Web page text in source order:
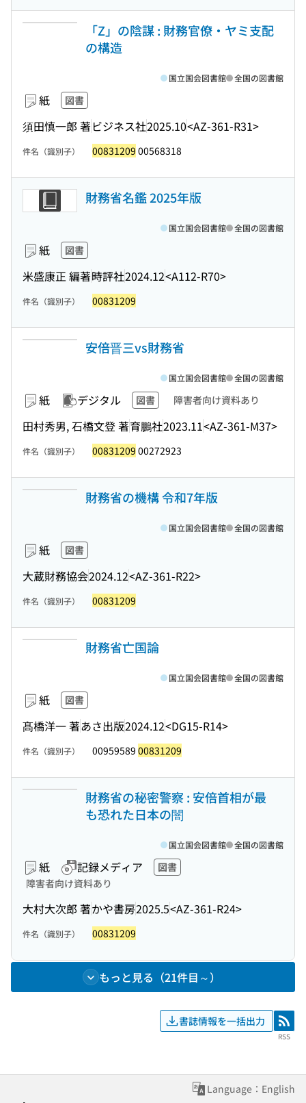
「Z」の陰謀 : 財務官僚・ヤミ支配
の構造
紙 図書
須田慎一郎 著ビジネス社2025.10<AZ-361-R31>
国立国会図書館 全国の図書館
件名（識別子） 00831209 00568318
財務省名鑑 2025年版
紙 図書
米盛康正 編著時評社2024.12<A112-R70>
国立国会図書館 全国の図書館
件名（識別子） 00831209
安倍晋三vs財務省
紙 デジタル 図書 障害者向け資料あり
田村秀男, 石橋文登 著育鵬社2023.11<AZ-361-M37>
国立国会図書館 全国の図書館
件名（識別子） 00831209 00272923
財務省の機構 令和7年版
紙 図書
大蔵財務協会2024.12<AZ-361-R22>
国立国会図書館 全国の図書館
件名（識別子） 00831209
財務省亡国論
紙 図書
髙橋洋一 著あさ出版2024.12<DG15-R14>
国立国会図書館 全国の図書館
件名（識別子） 00959589 00831209
財務省の秘密警察 : 安倍首相が最
も恐れた日本の闇
紙 記録メディア
図書
障害者向け資料あり
大村大次郎 著かや書房2025.5<AZ-361-R24>
国立国会図書館 全国の図書館
件名（識別子） 00831209
もっと見る（21件目～）
書誌情報を一括出力 RSS
RSS
Language：English